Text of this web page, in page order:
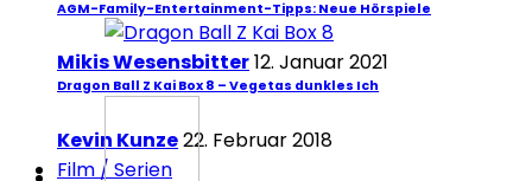
Dragon Ball Z Kai Box 8 – Vegetas dunkles Ich
Kevin Kunze22. Februar 2018
Film / Serien
AGM-Family-Entertainment-Tipps: Neue Hörspiele
Mikis Wesensbitter12. Januar 2021